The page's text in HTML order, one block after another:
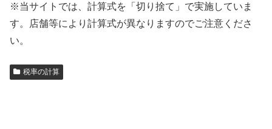
※当サイトでは、計算式を「切り捨て」で実施していま
す。店舗等により計算式が異なりますのでご注意くださ
い。
税率の計算